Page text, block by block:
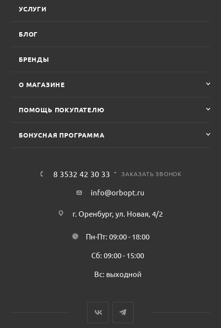
УСЛУГИ
БЛОГ
БРЕНДЫ
О МАГАЗИНЕ
ПОМОЩЬ ПОКУПАТЕЛЮ
БОНУСНАЯ ПРОГРАММА
8 3532 42 30 33 ЗАКАЗАТЬ ЗВОНОК
info@orbopt.ru
г. Оренбург, ул. Новая, 4/2
Пн-Пт: 09:00 - 18:00
Сб: 09:00 - 15:00
Вс: выходной